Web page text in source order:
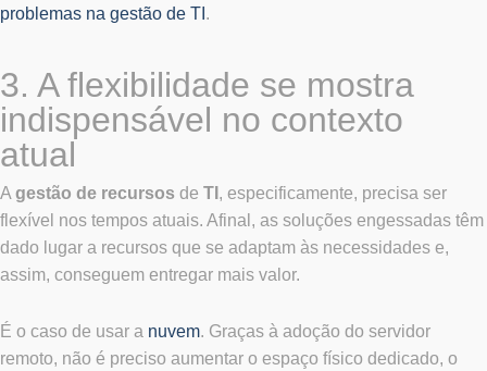
problemas na gestão de TI .
3. A flexibilidade se mostra
indispensável no contexto
atual
A gestão de recursos de TI , especificamente, precisa ser
flexível nos tempos atuais. Afinal, as soluções engessadas têm
dado lugar a recursos que se adaptam às necessidades e,
assim, conseguem entregar mais valor.
É o caso de usar a nuvem. Graças à adoção do servidor
remoto, não é preciso aumentar o espaço físico dedicado, o